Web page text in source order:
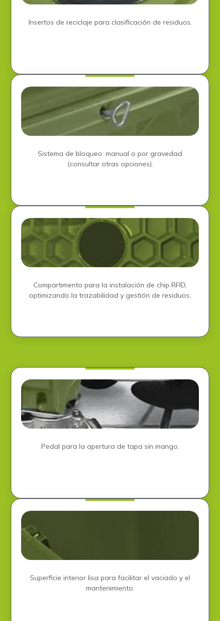
Insertos de reciclaje para clasificación de residuos.
Sistema de bloqueo: manual o por gravedad
(consultar otras opciones).
Compartimento para la instalación de chip RFID,
optimizando la trazabilidad y gestión de residuos.
Pedal para la apertura de tapa sin mango.
Superficie interior lisa para facilitar el vaciado y el
mantenimiento.